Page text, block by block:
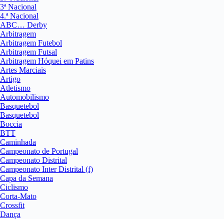
3ª Nacional
4.ª Nacional
ABC… Derby
Arbitragem
Arbitragem Futebol
Arbitragem Futsal
Arbitragem Hóquei em Patins
Artes Marciais
Artigo
Atletismo
Automobilismo
Basquetebol
Basquetebol
Boccia
BTT
Caminhada
Campeonato de Portugal
Campeonato Distrital
Campeonato Inter Distrital (f)
Capa da Semana
Ciclismo
Corta-Mato
Crossfit
Dança